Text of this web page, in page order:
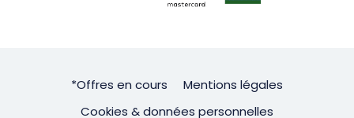
*Offres en cours
Mentions légales
Cookies & données personnelles